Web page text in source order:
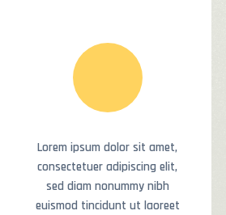
Lorem ipsum dolor sit amet,
consectetuer adipiscing elit,
sed diam nonummy nibh
euismod tincidunt ut laoreet